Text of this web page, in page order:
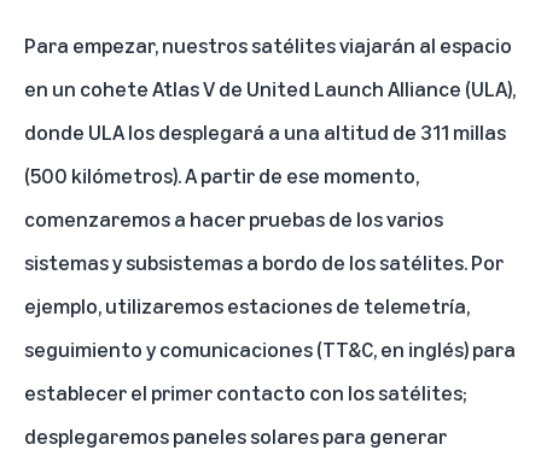
Para empezar, nuestros satélites viajarán al espacio
en un cohete Atlas V de United Launch Alliance (ULA),
donde ULA los desplegará a una altitud de 311 millas
(500 kilómetros). A partir de ese momento,
comenzaremos a hacer pruebas de los varios
sistemas y subsistemas a bordo de los satélites. Por
ejemplo, utilizaremos estaciones de telemetría,
seguimiento y comunicaciones (TT&C, en inglés) para
establecer el primer contacto con los satélites;
desplegaremos paneles solares para generar